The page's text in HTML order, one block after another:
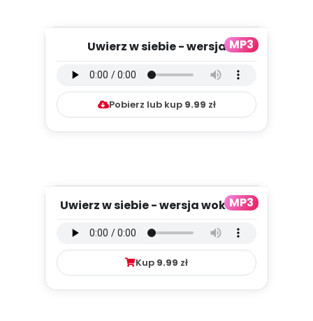
MP3
Uwierz w siebie - wersja
Pobierz lub kup 9.99 zł
MP3
Uwierz w siebie - wersja wokalna
Kup 9.99 zł